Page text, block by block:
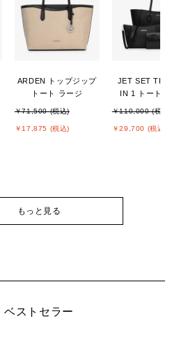
ARDEN トップジップ
トート ラージ
￥71,500 (税込)
￥17,875 (税込)
JET SET TRAVEL 3
IN 1 トート ラージ
￥110,000 (税込)
￥29,700 (税込)
もっと見る
ベストセラー